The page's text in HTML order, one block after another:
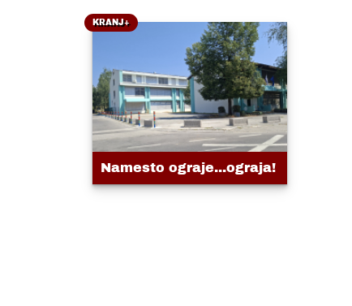
KRANJ+
Namesto ograje...ograja!